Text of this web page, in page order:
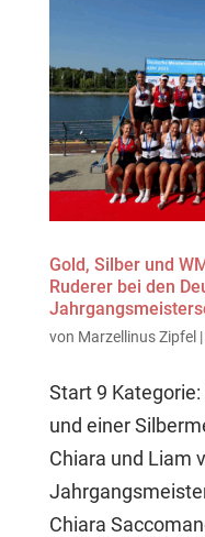
Gold, Silber und
Ruderer bei den
von Marzellinus Zipfel |
Start 9
und einer
Chiara und Liam
Chiara